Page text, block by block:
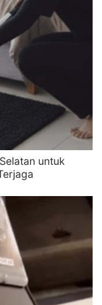
untuk